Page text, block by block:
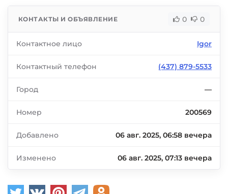
КОНТАКТЫ И ОБЪЯВЛЕНИЕ 0 0
Контактное лицо Igor
Контактный телефон (437) 879-5533
Город —
Номер 200569
Добавлено 06 авг. 2025, 06:58 вечера
Изменено 06 авг. 2025, 07:13 вечера